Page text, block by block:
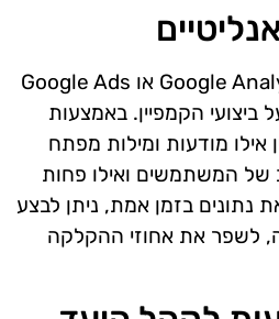
כלים אנליטיים כמו Google Analytics או Google Ads
ביצועי הקמפיין. באמצעות
אילו מודעות ומילות מפתח
המשתמשים ואילו פחות
נתונים בזמן אמת, ניתן לבצע
לשפר את אחוזי ההקלקה